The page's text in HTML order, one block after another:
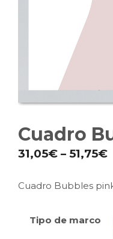
Cuadro
31,05€ – 51,75€
Cuadro Bubbles
Tipo de marco